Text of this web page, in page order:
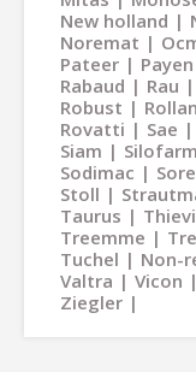
New holland
Noremat
Pateer
Payen
Rabaud
Rau
Robust
Rovatti
Sae
Siam
Sodimac
Stoll
Taurus
Treemme
Tuchel
Non-
Valtra
Vicon
Ziegler